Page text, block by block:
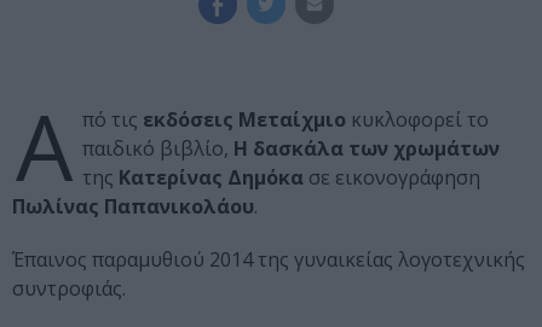
Α πό τις εκδόσεις Μεταίχμιο κυκλοφορεί το
παιδικό βιβλίο, Η δασκάλα των χρωμάτων
της Κατερίνας Δημόκα σε εικονογράφηση
Πωλίνας Παπανικολάου.
Έπαινος παραμυθιού 2014 της γυναικείας λογοτεχνικής
συντροφιάς.